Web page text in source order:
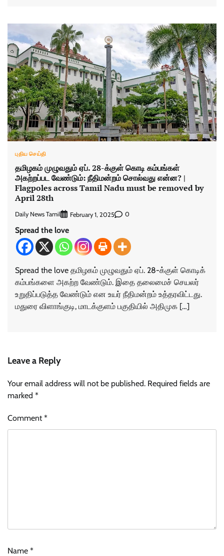
புதிய செய்தி
தமிழகம் முழுவதும் ஏப். 28-க்குள் கொடி கம்பங்கள்
அகற்றப்பட வேண்டும்: நீதிமன்றம் சொல்வது என்ன? |
Flagpoles across Tamil Nadu must be removed by
April 28th
Daily News Tamil February 1, 2025 0
Spread the love
Spread the love தமிழகம் முழுவதும் ஏப். 28-க்குள் கொடிக்
கம்பங்களை அகற்ற வேண்டும். இதை தலைமைச் செயலர்
உறுதிப்படுத்த வேண்டும் என உயர் நீதிமன்றம் உத்தரவிட்டது.
மதுரை விளாங்குடி, மாடக்குளம் பகுதியில் அதிமுக […]
Leave a Reply
Your email address will not be published. Required fields are
marked *
Comment*
Name *